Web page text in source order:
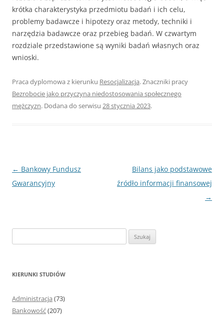
krótka charakterystyka przedmiotu badań i ich celu,
problemy badawcze i hipotezy oraz metody, techniki i
narzędzia badawcze oraz przebieg badań. W czwartym
rozdziale przedstawione są wyniki badań własnych oraz
wnioski.
Praca dyplomowa z kierunku Resocjalizacja. Znaczniki pracy
Bezrobocie jako przyczyna niedostosowania społecznego
mężczyzn. Dodana do serwisu 28 stycznia 2023.
Nawigacja
wpisu
← Bankowy Fundusz
Gwarancyjny
Bilans jako podstawowe
źródło informacji finansowej
→
z
KIERUNKI STUDIÓW
Administracja (73)
Bankowość(207)